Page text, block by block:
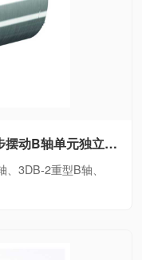
德国WEISS B轴五轴机床永磁同步摆动B轴单元独立标准B轴模块、3DB-1轻型B轴、3DB-2重型B轴、3DB6通用型B轴
3DB-2重型B轴、